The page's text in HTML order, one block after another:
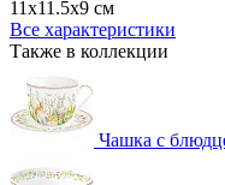
11x11.5x9 см
Все характеристики
Также в коллекции
Чашка с